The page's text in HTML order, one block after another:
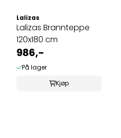
Lalizas
Lalizas Brannteppe
120x180 cm
986,-
På lager
Kjøp